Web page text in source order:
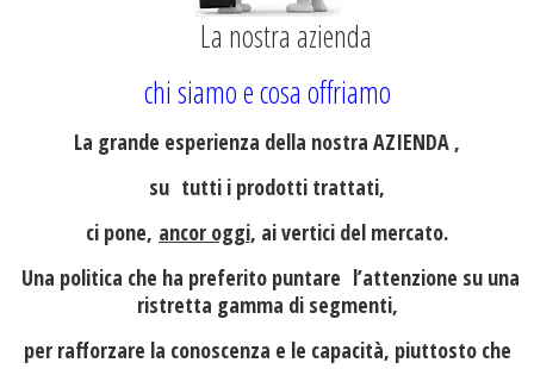
La nostra azienda
chi siamo e cosa offriamo
La grande esperienza della nostra AZIENDA ,
su tutti i prodotti trattati,
ci pone, ancor oggi, ai vertici del mercato.
Una politica che ha preferito puntare l’attenzione su una
ristretta gamma di segmenti,
per rafforzare la conoscenza e le capacità, piuttosto che